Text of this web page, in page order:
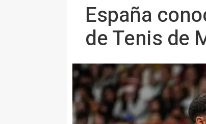
España
de Tenis de